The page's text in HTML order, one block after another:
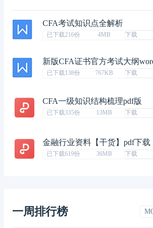
CFA考试知识点全解析
已下载216份 4MB 下载
新版CFA证书官方考试大纲
已下载138份 767KB 下载
CFA一级知识结构梳理pdf版
已下载335份 13MB 下载
金融行业资料【干货】pdf下载
已下载619份 36MB 下载
一周排行榜